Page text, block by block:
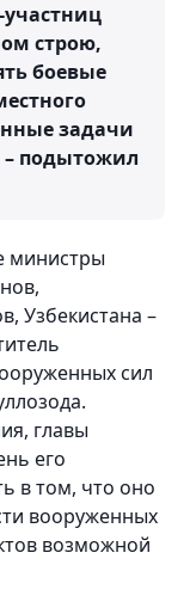
строю,
боевые
задачи
подытожил
министры
Узбекистана –
сил
главы
его
в том, что оно
вооруженных
возможной